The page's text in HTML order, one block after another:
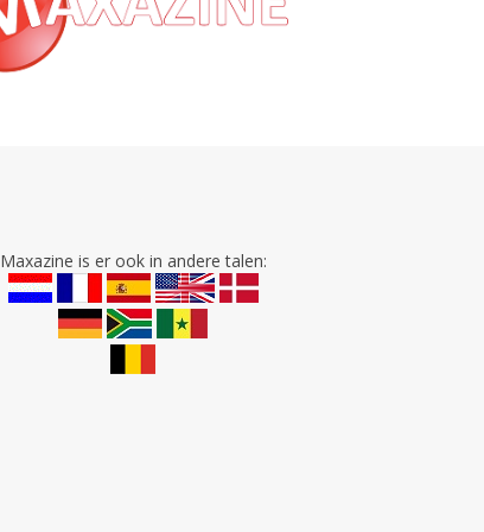
Maxazine is er ook in andere talen: